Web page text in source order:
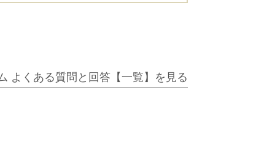
よくある質問と回答【一覧】を見る